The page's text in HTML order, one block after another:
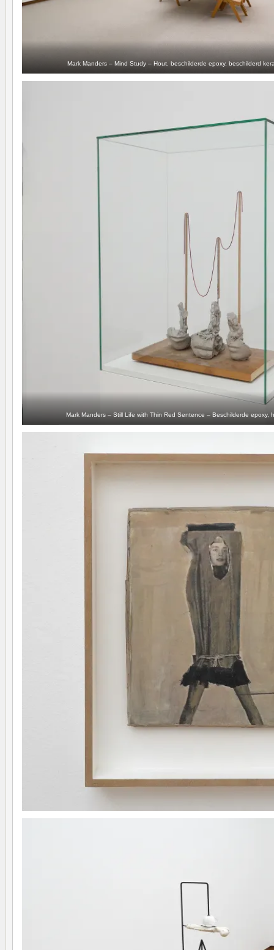
Mark Manders – Mind Study – Hout, beschilderde epoxy, beschilderd
Mark Manders – Still Life with Thin Red Sentence – Beschilderde epoxy,